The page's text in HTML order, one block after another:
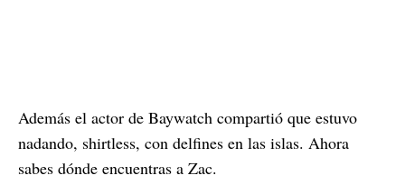
Además el actor de Baywatch compartió que estuvo
nadando, shirtless, con delfines en las islas. Ahora
sabes dónde encuentras a Zac.